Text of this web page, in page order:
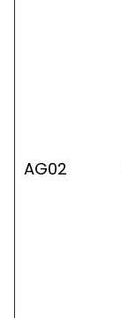
AG02